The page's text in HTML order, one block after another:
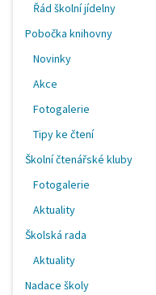
Řád školní jídelny
Pobočka knihovny
Novinky
Akce
Fotogalerie
Tipy ke čtení
Školní čtenářské kluby
Fotogalerie
Aktuality
Školská rada
Aktuality
Nadace školy